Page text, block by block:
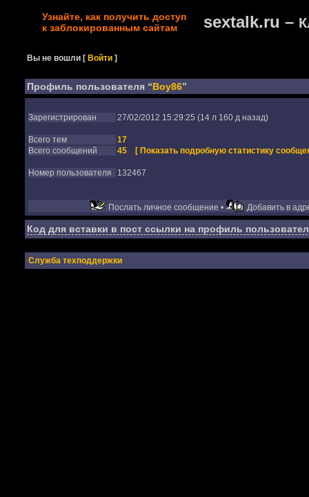
Узнайте, как получить доступ
к заблокированным сайтам
sextalk.ru –
Вы не вошли [Войти ]
Профиль пользователя “Boy86”
Зарегистрирован 27/02/2012 15:29:25 (14 л 160 д назад)
Всего тем
17
Всего сообщений
45 [ Показать подробную статистику
Номер пользователя 132467
Послать личное сообщение • Добавить в
Код для вставки в пост ссылки на профиль
Служба техподдержки